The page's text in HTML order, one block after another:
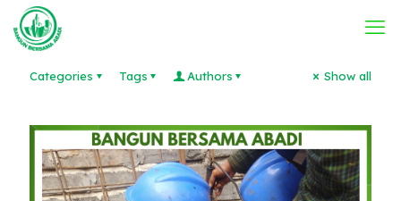
Categories Tags Authors Show all